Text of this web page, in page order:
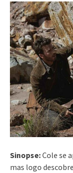
Sinopse:Cole se
mas logo